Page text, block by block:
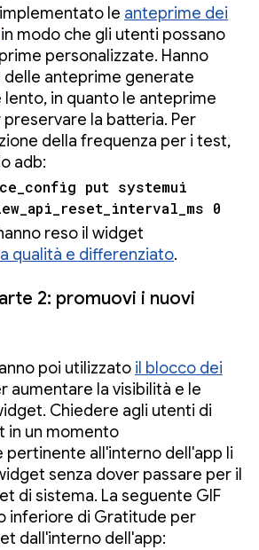
implementato le anteprime dei
in modo che gli utenti possano
personalizzate. Hanno
anteprime generate
in quanto le anteprime
la batteria. Per
della frequenza per i test,
adb:
put systemui
0
reso il widget
qualità e differenziato.
2: promuovi i nuovi
poi utilizzato il blocco dei
aumentare la visibilità e le
Chiedere agli utenti di
in un momento
all'interno dell'app li
senza dover passare per il
di sistema. La seguente GIF
inferiore di Gratitude per
dall'interno dell'app: